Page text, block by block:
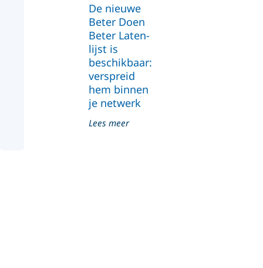
De nieuwe
Beter Doen
Beter Laten-
lijst is
beschikbaar:
verspreid
hem binnen
je netwerk
Lees meer